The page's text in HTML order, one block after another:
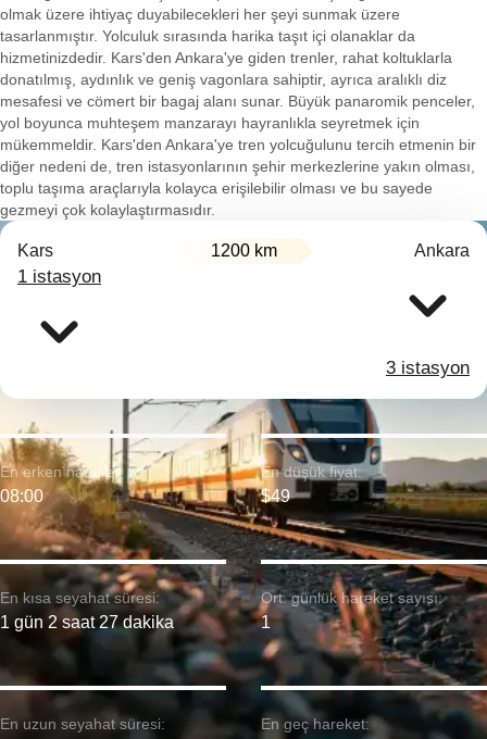
olmak üzere ihtiyaç duyabilecekleri her şeyi sunmak üzere
tasarlanmıştır. Yolculuk sırasında harika taşıt içi olanaklar da
hizmetinizdedir. Kars'den Ankara'ye giden trenler, rahat koltuklarla
donatılmış, aydınlık ve geniş vagonlara sahiptir, ayrıca aralıklı diz
mesafesi ve cömert bir bagaj alanı sunar. Büyük panaromik penceler,
yol boyunca muhteşem manzarayı hayranlıkla seyretmek için
mükemmeldir. Kars'den Ankara'ye tren yolcuğulunu tercih etmenin bir
diğer nedeni de, tren istasyonlarının şehir merkezlerine yakın olması,
toplu taşıma araçlarıyla kolayca erişilebilir olması ve bu sayede
gezmeyi çok kolaylaştırmasıdır.
Kars 1200 km Ankara
1 istasyon
3 istasyon
En kısa seyahat süresi:
1 gün 2 saat 27 dakika
En erken hareket:
08:00
En uzun seyahat süresi:
En düşük fiyat:
$49
Ort. günlük hareket sayısı:
1
En geç hareket: